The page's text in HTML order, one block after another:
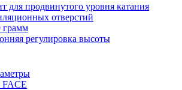
для продвинутого уровня катания
отверстий
грамм
регулировка высоты